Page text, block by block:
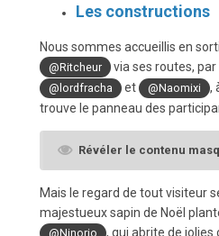
Les constructions
Nous sommes accueillis en
@Ritcheur via ses routes,
@lordfracha et @Naomixi
,
trouve le panneau des
Révéler le contenu
Mais le regard de tout visiteur
majestueux sapin de Noël
@Ninorio , qui abrite de jolies